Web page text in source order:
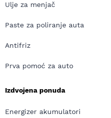
Ulje za menjač
Paste za poliranje auta
Antifriz
Prva pomoć za auto
Izdvojena ponuda
Energizer akumulatori